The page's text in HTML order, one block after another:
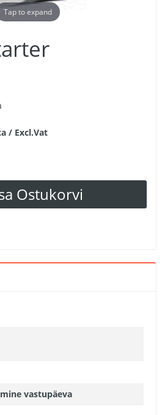
Tap to expand
/ Excl.Vat
Ostukorvi
vastupäeva